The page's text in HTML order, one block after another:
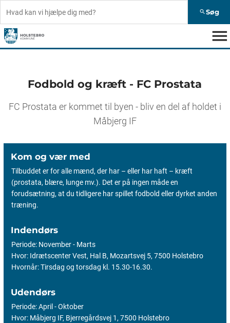
search Søg
menu
Fodbold og kræft - FC Prostata
FC Prostata er kommet til byen - bliv en del af holdet i
Måbjerg IF
Kom og vær med
Tilbuddet er for alle mænd, der har – eller har haft – kræft
(prostata, blære, lunge mv.). Det er på ingen måde en
forudsætning, at du tidligere har spillet fodbold eller dyrket anden
træning.
Indendørs
Periode: November - Marts
Hvor: Idrætscenter Vest, Hal B, Mozartsvej 5, 7500 Holstebro
Hvornår: Tirsdag og torsdag kl. 15.30-16.30.
Udendørs
Periode: April - Oktober
Hvor: Måbjerg IF, Bjerregårdsvej 1, 7500 Holstebro